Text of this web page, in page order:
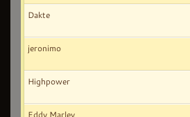
Dakte
jeronimo
Highpower
Eddy Marley